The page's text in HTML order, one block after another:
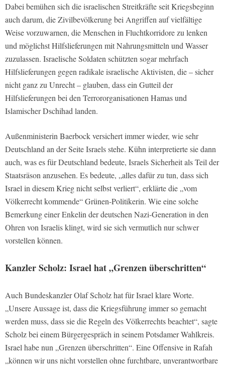
Dabei bemühen sich die israelischen Streitkräfte seit Kriegsbeginn
auch darum, die Zivilbevölkerung bei Angriffen auf vielfältige
Weise vorzuwarnen, die Menschen in Fluchtkorridore zu lenken
und möglichst Hilfslieferungen mit Nahrungsmitteln und Wasser
zuzulassen. Israelische Soldaten schützten sogar mehrfach
Hilfslieferungen gegen radikale israelische Aktivisten, die – sicher
nicht ganz zu Unrecht – glauben, dass ein Gutteil der
Hilfslieferungen bei den Terrororganisationen Hamas und
Islamischer Dschihad landen.
Außenministerin Baerbock versichert immer wieder, wie sehr
Deutschland an der Seite Israels stehe. Kühn interpretierte sie dann
auch, was es für Deutschland bedeute, Israels Sicherheit als Teil der
Staatsräson anzusehen. Es bedeute, „alles dafür zu tun, dass sich
Israel in diesem Krieg nicht selbst verliert“, erklärte die „vom
Völkerrecht kommende“ Grünen-Politikerin. Wie eine solche
Bemerkung einer Enkelin der deutschen Nazi-Generation in den
Ohren von Israelis klingt, wird sie sich vermutlich nur schwer
vorstellen können.
Kanzler Scholz: Israel hat „Grenzen überschritten“
Auch Bundeskanzler Olaf Scholz hat für Israel klare Worte.
„Unsere Aussage ist, dass die Kriegsführung immer so gemacht
werden muss, dass sie die Regeln des Völkerrechts beachtet“, sagte
Scholz bei einem Bürgergespräch in seinem Potsdamer Wahlkreis.
Israel habe nun „Grenzen überschritten“. Eine Offensive in Rafah
„können wir uns nicht vorstellen ohne furchtbare, unverantwortbare